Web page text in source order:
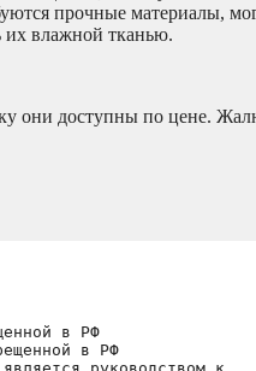
прочные материалы,
влажной тканью.
они доступны по цене.
в РФ
в РФ